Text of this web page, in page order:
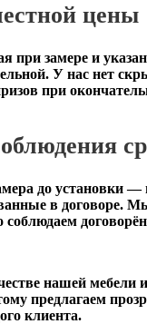
цены
при замере и
У нас нет
при
до установки —
в договоре.
соблюдаем
нашей мебели
предлагаем
клиента.